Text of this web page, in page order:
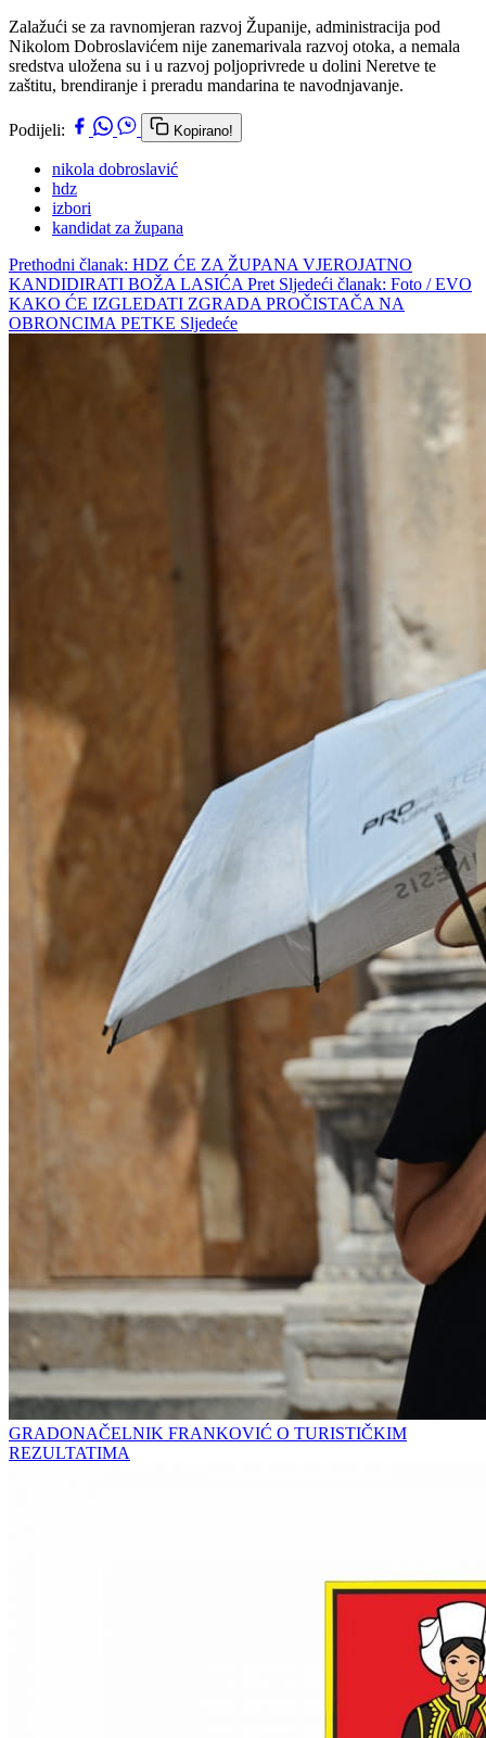
Zalažući se za ravnomjeran razvoj Županije, administracija pod
Nikolom Dobroslavićem nije zanemarivala razvoj otoka, a nemala
sredstva uložena su i u razvoj poljoprivrede u dolini Neretve te
zaštitu, brendiranje i preradu mandarina te navodnjavanje.
Podijeli: Kopirano!
nikola dobroslavić
hdz
izbori
kandidat za župana
Prethodni članak: HDZ ĆE ZA ŽUPANA VJEROJATNO
KANDIDIRATI BOŽA LASIĆA Pret Sljedeći članak: Foto / EVO
KAKO ĆE IZGLEDATI ZGRADA PROČISTAČA NA
OBRONCIMA PETKE Sljedeće
GRADONAČELNIK FRANKOVIĆ O TURISTIČKIM
REZULTATIMA